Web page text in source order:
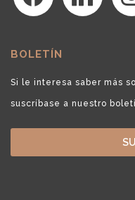
BOLETÍN
Si le interesa saber más
suscríbase a nuestro